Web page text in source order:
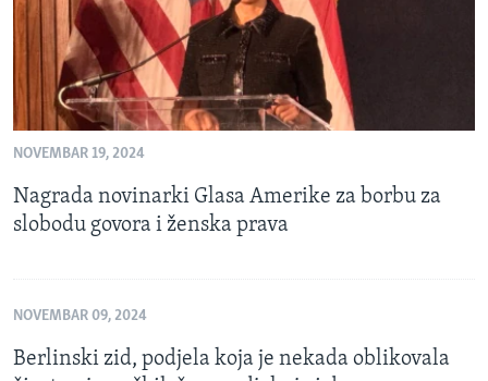
NOVEMBAR 19, 2024
Nagrada novinarki Glasa Amerike za borbu za
slobodu govora i ženska prava
NOVEMBAR 09, 2024
Berlinski zid, podjela koja je nekada oblikovala